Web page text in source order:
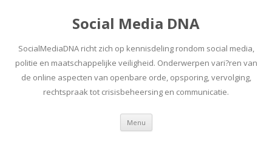
Social Media DNA
SocialMediaDNA richt zich op kennisdeling rondom social media,
politie en maatschappelijke veiligheid. Onderwerpen vari?ren van
de online aspecten van openbare orde, opsporing, vervolging,
rechtspraak tot crisisbeheersing en communicatie.
Menu Spring
inhoud